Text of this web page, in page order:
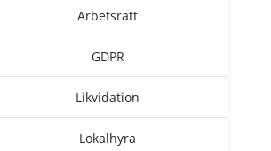
Arbetsrätt
GDPR
Likvidation
Lokalhyra